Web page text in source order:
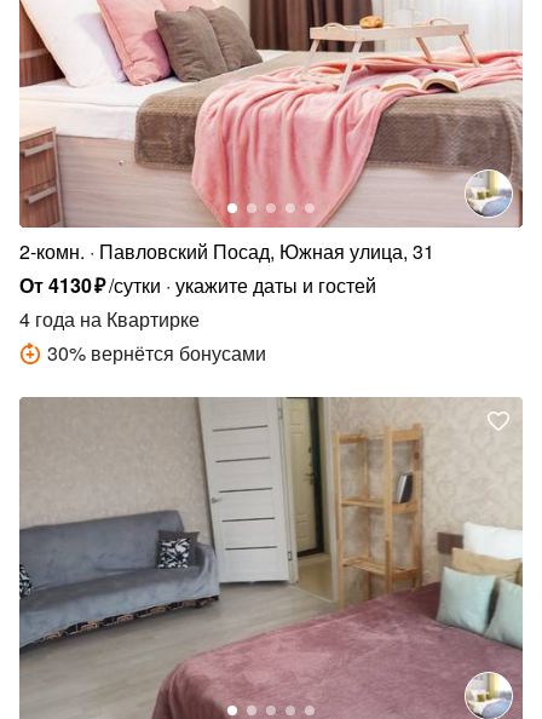
2-комн.
Павловский Посад, Южная улица, 31
От4130₽/сутки укажите даты и гостей
4 года на Квартирке
30% вернётся бонусами